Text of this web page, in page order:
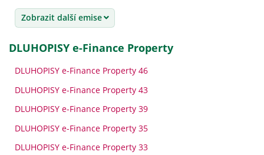
Zobrazit další emise
DLUHOPISY e-Finance Property
DLUHOPISY e-Finance Property 46
DLUHOPISY e-Finance Property 43
DLUHOPISY e-Finance Property 39
DLUHOPISY e-Finance Property 35
DLUHOPISY e-Finance Property 33